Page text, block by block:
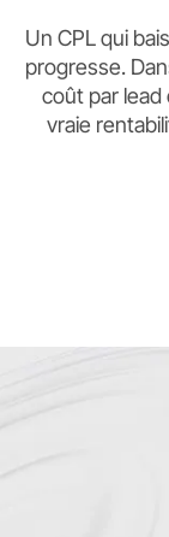
Un CPL qui
progresse.
coût par
vraie